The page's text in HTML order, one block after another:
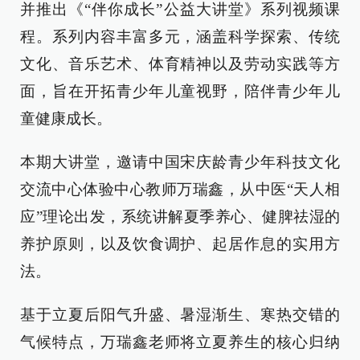
并推出《“伴你成长”公益大讲堂》系列视频课
程。系列内容丰富多元，涵盖科学探索、传统
文化、音乐艺术、体育精神以及劳动实践等方
面，旨在开拓青少年儿童视野，陪伴青少年儿
童健康成长。
本期大讲堂，邀请中国宋庆龄青少年科技文化
交流中心体验中心教师万瑞鑫，从中医“天人相
应”理论出发，系统讲解夏季养心、健脾祛湿的
养护原则，以及饮食调护、起居作息的实用方
法。
基于立夏后阳气升盛、暑湿渐生、寒热交错的
气候特点，万瑞鑫老师将立夏养生的核心归纳